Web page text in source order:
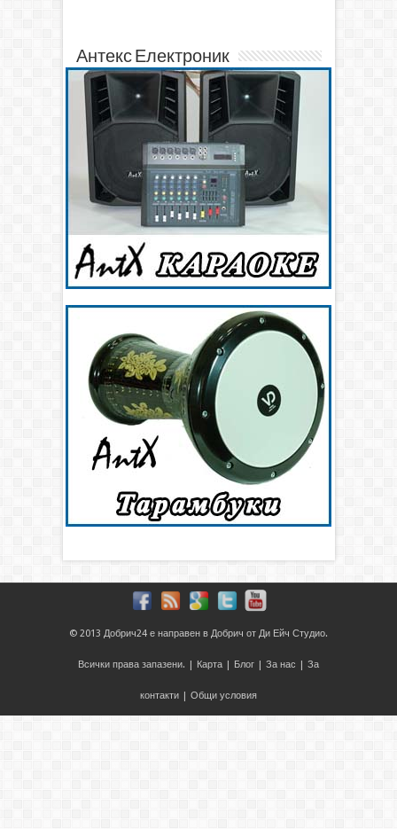
Антекс Електроник
© 2013 Добрич24 е направен в Добрич от Ди Ейч Студио.
Всички права запазени. | Карта | Блог | За нас | За
контакти | Общи условия